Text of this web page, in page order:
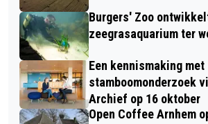
Burgers' Zoo
zeegrasaquarium ter
Een kennismaking met
stamboomonderzoek
Archief op 16 oktober
Open Coffee Arnhem